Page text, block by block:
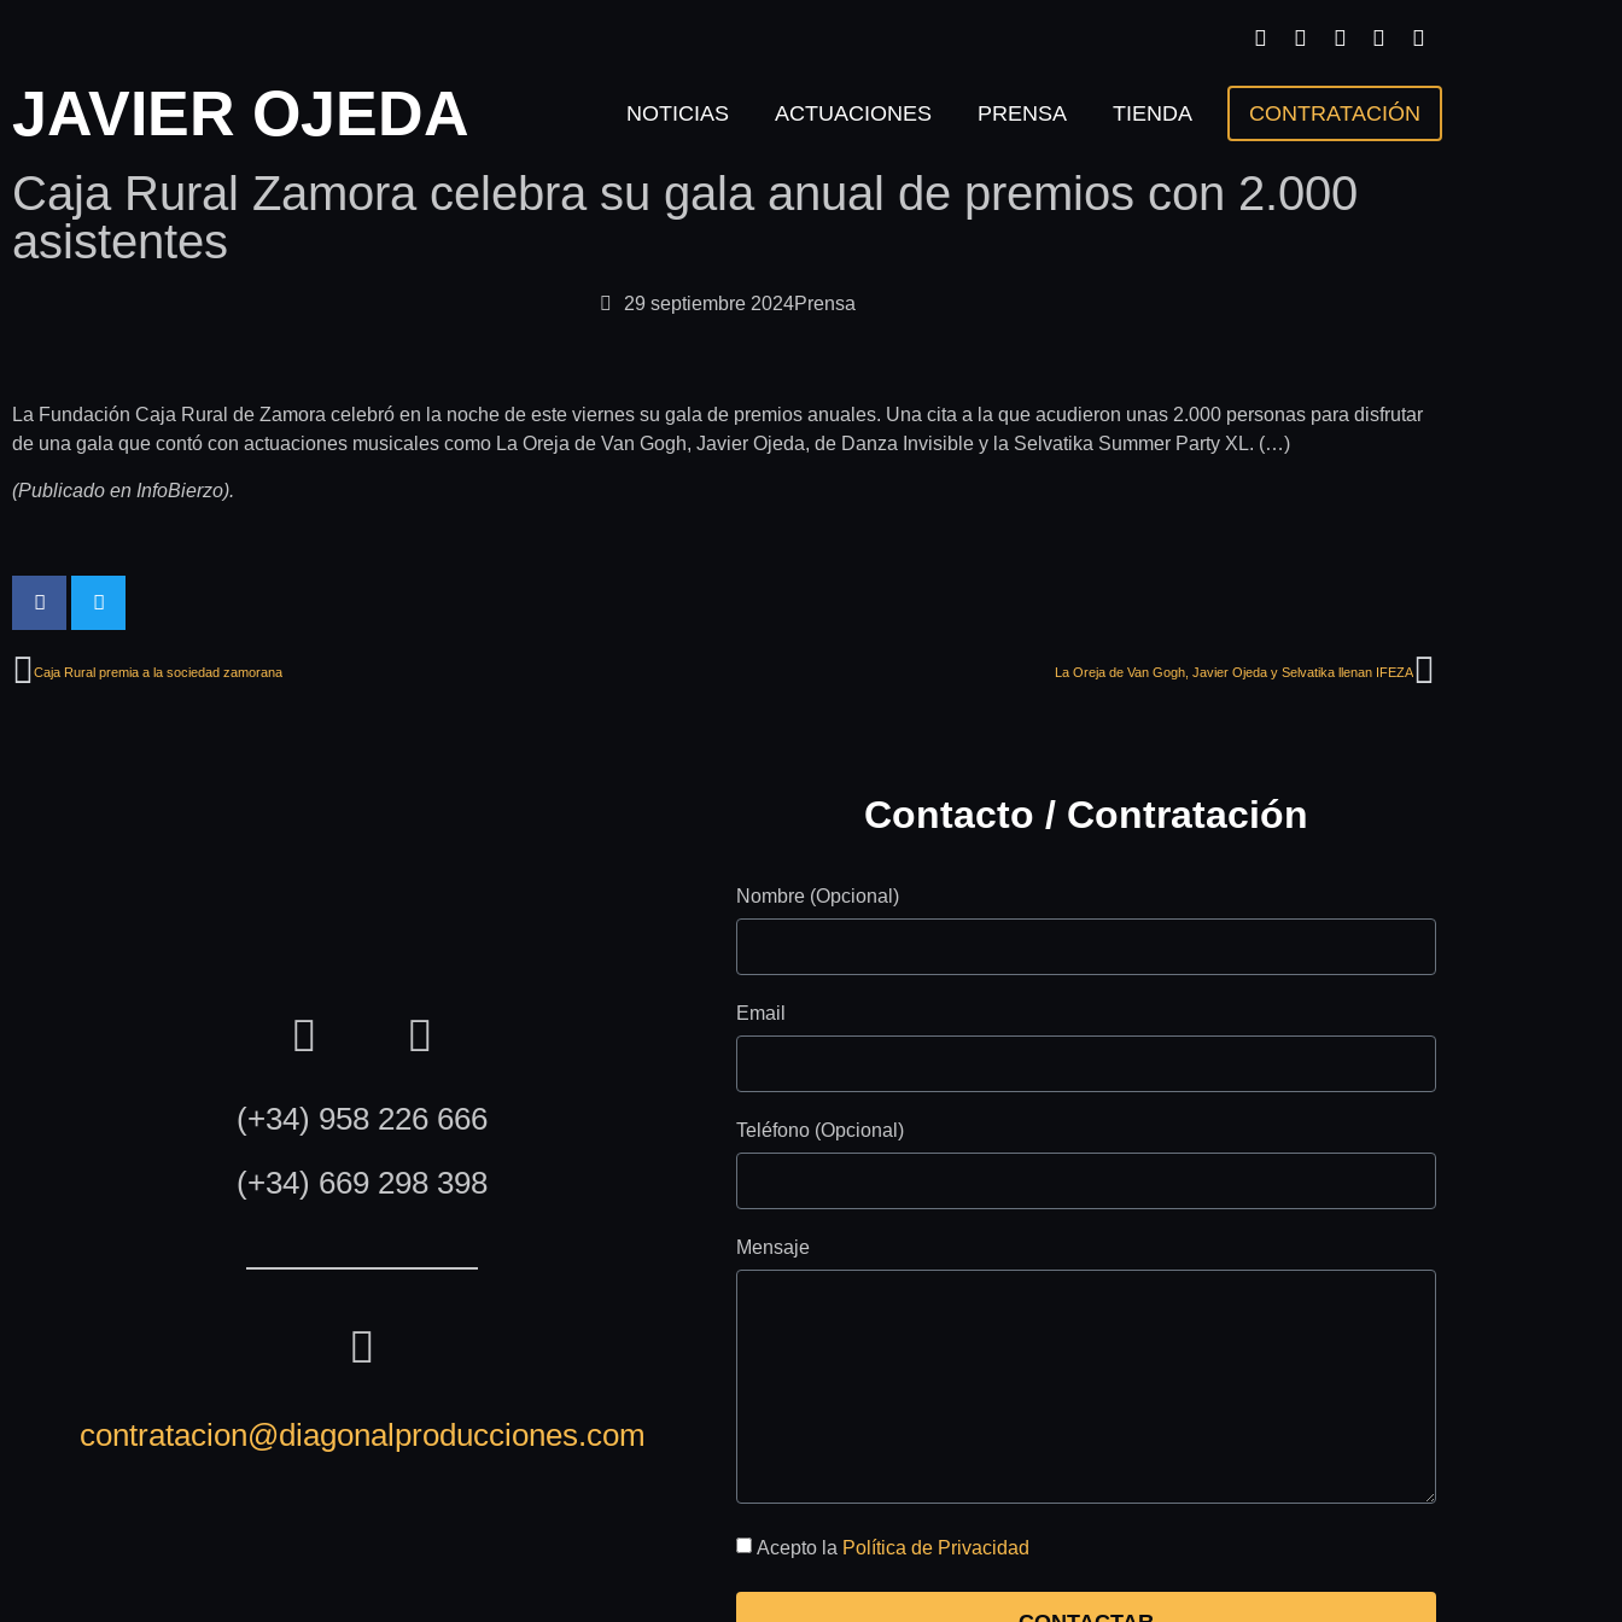
JAVIER OJEDA NOTICIAS ACTUACIONES PRENSA TIENDA CONTRATACIÓN
Caja Rural Zamora celebra su gala anual de premios con 2.000
asistentes
29 septiembre 2024Prensa
La Fundación Caja Rural de Zamora celebró en la noche de este viernes su gala de premios anuales. Una cita a la que acudieron unas 2.000 personas para disfrutar
de una gala que contó con actuaciones musicales como La Oreja de Van Gogh, Javier Ojeda, de Danza Invisible y la Selvatika Summer Party XL. (…)
(Publicado en InfoBierzo).
Caja Rural premia a la sociedad zamorana La Oreja de Van Gogh, Javier Ojeda y Selvatika llenan IFEZA
(+34) 958 226 666
(+34) 669 298 398
contratacion@diagonalproducciones.com
Contacto / Contratación
Nombre (Opcional)
Email
Teléfono (Opcional)
Mensaje
Acepto la Política de Privacidad